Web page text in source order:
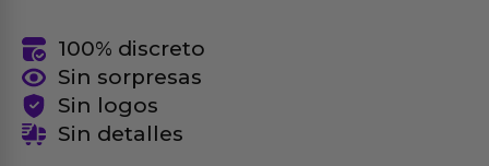
100% discreto
Sin sorpresas
Sin logos
Sin detalles